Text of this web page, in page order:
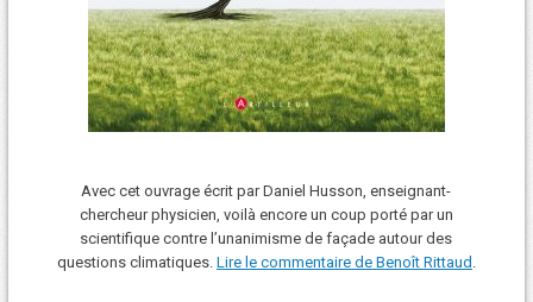
Avec cet ouvrage écrit par Daniel Husson, enseignant-
chercheur physicien, voilà encore un coup porté par un
scientifique contre l’unanimisme de façade autour des
questions climatiques. Lire le commentaire de Benoît Rittaud .